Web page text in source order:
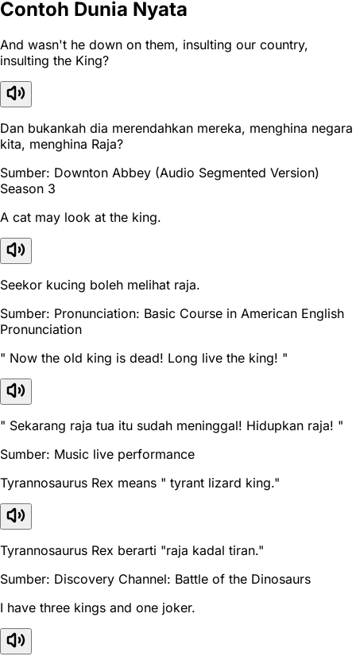
Contoh Dunia Nyata
And wasn't he down on them, insulting our country,
insulting the King?
Dan bukankah dia merendahkan mereka, menghina negara
kita, menghina Raja?
Sumber: Downton Abbey (Audio Segmented Version)
Season 3
A cat may look at the king.
Seekor kucing boleh melihat raja.
Sumber: Pronunciation: Basic Course in American English
Pronunciation
" Now the old king is dead! Long live the king! "
" Sekarang raja tua itu sudah meninggal! Hidupkan raja! "
Sumber: Music live performance
Tyrannosaurus Rex means " tyrant lizard king."
Tyrannosaurus Rex berarti "raja kadal tiran."
Sumber: Discovery Channel: Battle of the Dinosaurs
I have three kings and one joker.